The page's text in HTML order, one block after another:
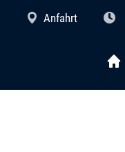
Anfahrt